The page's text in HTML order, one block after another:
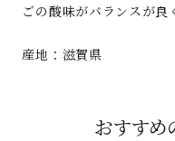
ごの酸味がバランスが良
産地：滋賀県
おすすめ